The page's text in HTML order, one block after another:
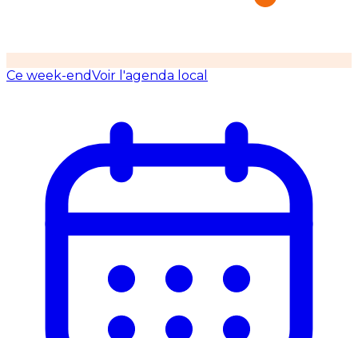
Ce week-endVoir l'agenda local